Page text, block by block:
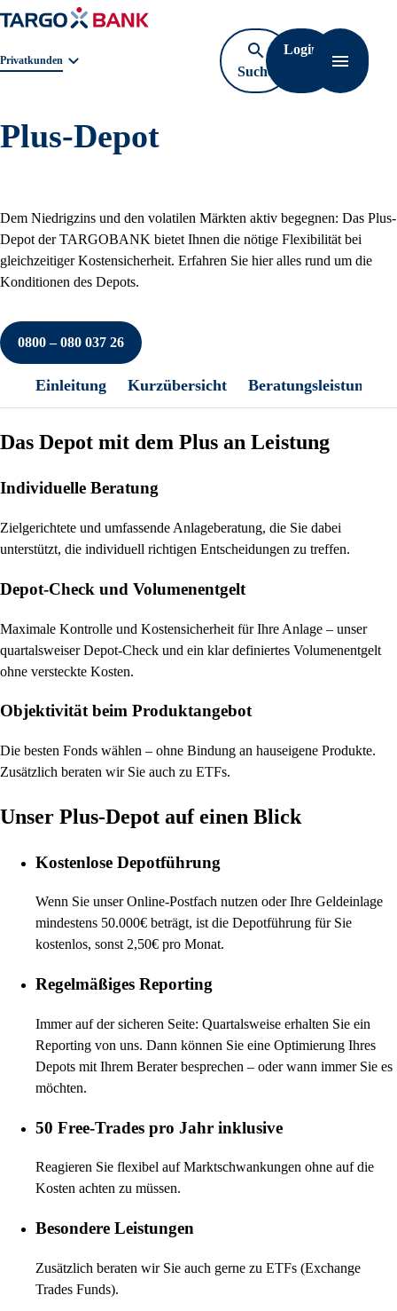
Geschäftsbereichnavigation. Aktuelle Auswahl:
Privatkunden
Suche
öffnen
Login
Plus-Depot
Dem Niedrigzins und den volatilen Märkten aktiv begegnen: Das Plus-
Depot der TARGOBANK bietet Ihnen die nötige Flexibilität bei
gleichzeitiger Kostensicherheit. Erfahren Sie hier alles rund um die
Konditionen des Depots.
0800 – 080 037 26
Einleitung Kurzübersicht Beratungsleistung
Das Depot mit dem Plus an Leistung
Individuelle Beratung
Zielgerichtete und umfassende Anlageberatung, die Sie dabei
unterstützt, die individuell richtigen Entscheidungen zu treffen.
Depot-Check und Volumenentgelt
Maximale Kontrolle und Kostensicherheit für Ihre Anlage – unser
quartalsweiser Depot-Check und ein klar definiertes Volumenentgelt
ohne versteckte Kosten.
Objektivität beim Produktangebot
Die besten Fonds wählen – ohne Bindung an hauseigene Produkte.
Zusätzlich beraten wir Sie auch zu ETFs.
Unser Plus-Depot auf einen Blick
Kostenlose Depotführung
Wenn Sie unser Online-Postfach nutzen oder Ihre Geldeinlage
mindestens 50.000€ beträgt, ist die Depotführung für Sie
kostenlos, sonst 2,50€ pro Monat.
Regelmäßiges Reporting
Immer auf der sicheren Seite: Quartalsweise erhalten Sie ein
Reporting von uns. Dann können Sie eine Optimierung Ihres
Depots mit Ihrem Berater besprechen – oder wann immer Sie es
möchten.
50 Free-Trades pro Jahr inklusive
Reagieren Sie flexibel auf Marktschwankungen ohne auf die
Kosten achten zu müssen.
Besondere Leistungen
Zusätzlich beraten wir Sie auch gerne zu ETFs (Exchange
Trades Funds).